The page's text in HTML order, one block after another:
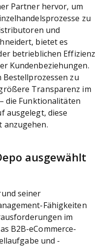
Partner hervor, um
zu
und
bietet es
betrieblichen Effizienz
Kundenbeziehungen.
Bestellprozessen zu
Transparenz im
die Funktionalitäten
ausgelegt, diese
anzugehen.
ausgewählt
seiner
Fähigkeiten
im
B2B-eCommerce-
und -